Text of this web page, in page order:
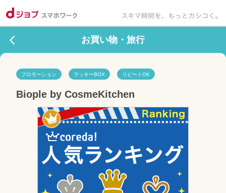
お買い物・旅行
プロモーション ラッキーBOX リピートOK
Biople by CosmeKitchen